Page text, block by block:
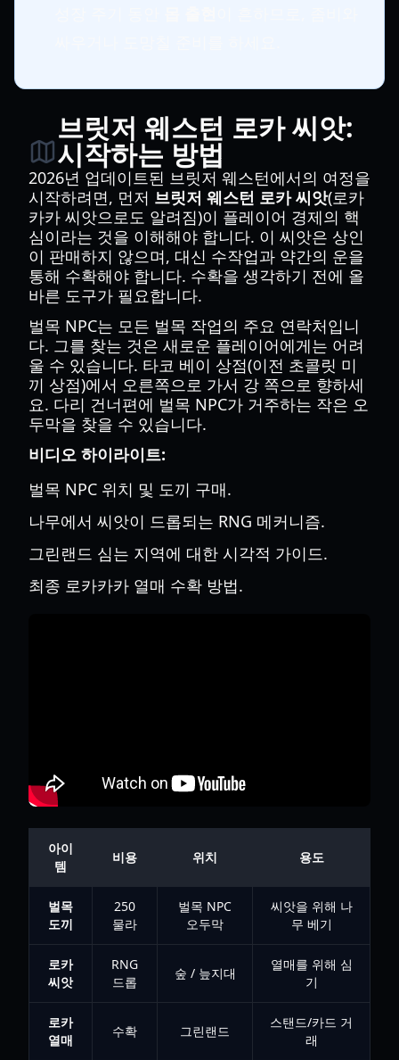
브릿저 웨스턴 로카 씨앗:
시작하는 방법
2026년 업데이트된 브릿저 웨스턴에서의 여정을
시작하려면, 먼저 브릿저 웨스턴 로카 씨앗(로카
카카 씨앗으로도 알려짐)이 플레이어 경제의 핵
심이라는 것을 이해해야 합니다. 이 씨앗은 상인
이 판매하지 않으며, 대신 수작업과 약간의 운을
통해 수확해야 합니다. 수확을 생각하기 전에 올
바른 도구가 필요합니다.
벌목 NPC는 모든 벌목 작업의 주요 연락처입니
다. 그를 찾는 것은 새로운 플레이어에게는 어려
울 수 있습니다. 타코 베이 상점(이전 초콜릿 미
끼 상점)에서 오른쪽으로 가서 강 쪽으로 향하세
요. 다리 건너편에 벌목 NPC가 거주하는 작은 오
두막을 찾을 수 있습니다.
비디오 하이라이트:
벌목 NPC 위치 및 도끼 구매.
나무에서 씨앗이 드롭되는 RNG 메커니즘.
그린랜드 심는 지역에 대한 시각적 가이드.
최종 로카카카 열매 수확 방법.
아이
템
비용 위치 용도
벌목
도끼
250
물라
벌목 NPC
오두막
씨앗을 위해 나
무 베기
로카
씨앗
RNG
드롭
숲 / 늪지대
열매를 위해 심
기
로카
열매
수확 그린랜드
스탠드/카드 거
래